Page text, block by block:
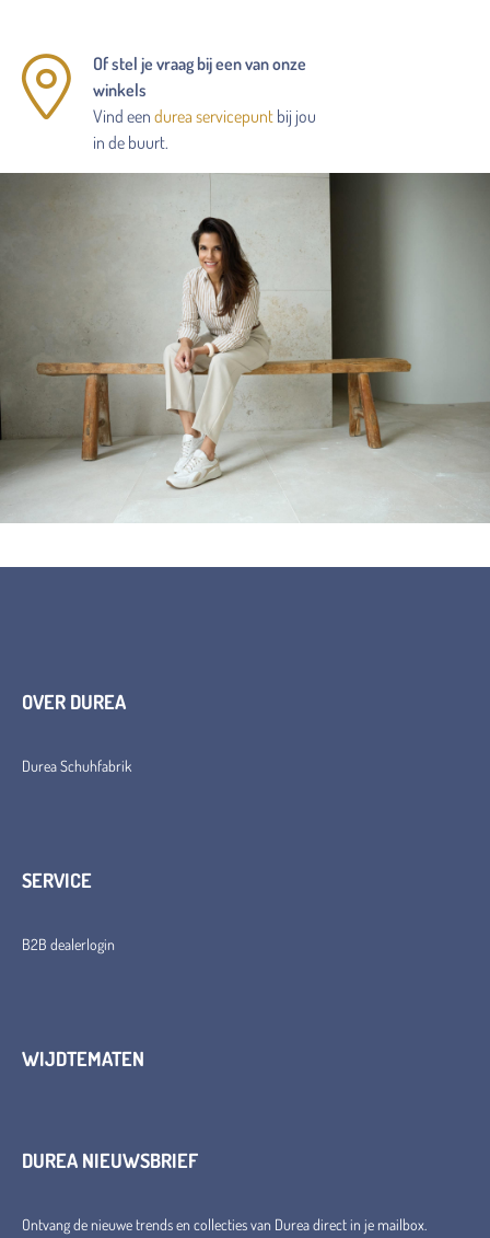
Of stel je vraag bij een van onze
winkels
Vind een durea servicepunt bij jou
in de buurt.
OVER DUREA
Durea Schuhfabrik
SERVICE
B2B dealerlogin
WIJDTEMATEN
DUREA NIEUWSBRIEF
Ontvang de nieuwe trends en collecties van Durea direct in je mailbox.